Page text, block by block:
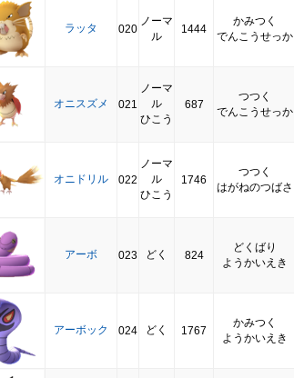
ラッタ 020
ノーマ
ル
1444
かみつく
でんこうせっか
オニスズメ 021
ノーマ
ル
ひこう
687
つつく
でんこうせっか
オニドリル 022
ノーマ
ル
ひこう
1746
つつく
はがねのつばさ
アーボ 023 どく 824
どくばり
ようかいえき
アーボック 024 どく 1767
かみつく
ようかいえき